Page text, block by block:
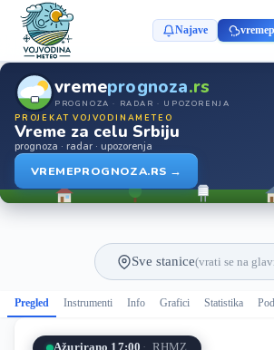
Najave
vremeprognoza.rs
PROGNOZA · RADAR · UPOZORENJA
PROJEKAT VOJVODINAMETEO
Vreme za celu Srbiju
prognoza · radar · upozorenja
VREMEPROGNOZA.RS →
Sve stanice(vrati se na
Pregled Instrumenti Info Grafici Statistika